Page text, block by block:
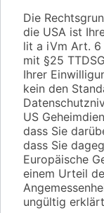
Die
die USA ist
lit a iVm Art. 6
mit §25
Ihrer
kein den
US
dass Sie
dass Sie
Europäische
einem Urteil
ungültig